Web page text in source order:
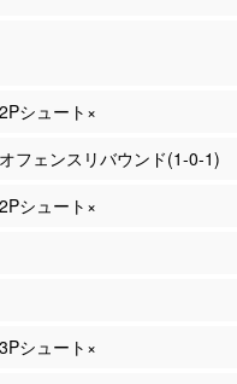
シュート×
フェンスリバウンド(1-0-1)
シュート×
シュート×